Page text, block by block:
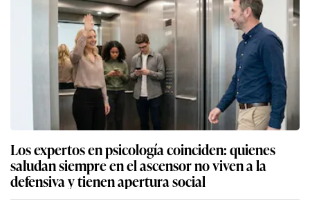
Los expertos en psicología coinciden: quienes
saludan siempre en el ascensor no viven a la
defensiva y tienen apertura social